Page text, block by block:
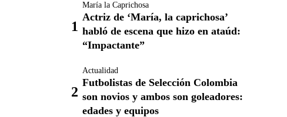
María la Caprichosa
Actriz de ‘María, la caprichosa’
habló de escena que hizo en ataúd:
“Impactante”
Actualidad
Futbolistas de Selección Colombia
son novios y ambos son goleadores:
edades y equipos